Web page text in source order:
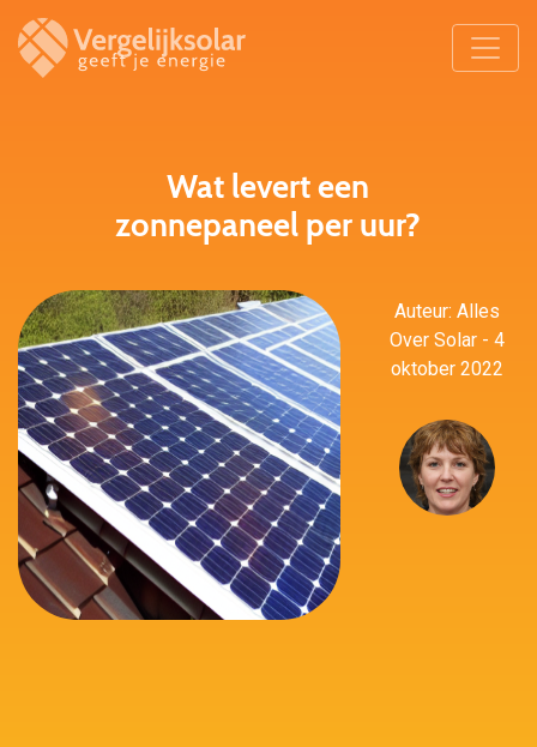
Wat levert een
zonnepaneel per uur?
Auteur: Alles
Over Solar - 4
oktober 2022